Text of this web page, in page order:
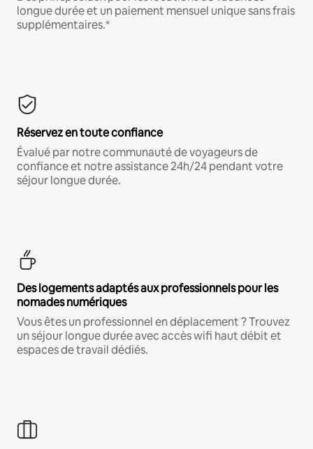
longue durée et un paiement mensuel unique sans frais
supplémentaires.*
Réservez en toute confiance
Évalué par notre communauté de voyageurs de
confiance et notre assistance 24h/24 pendant votre
séjour longue durée.
Des logements adaptés aux professionnels pour les
nomades numériques
Vous êtes un professionnel en déplacement ? Trouvez
un séjour longue durée avec accès wifi haut débit et
espaces de travail dédiés.